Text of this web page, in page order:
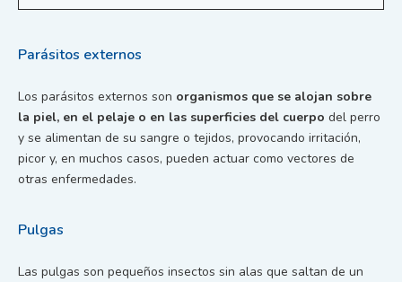
Parásitos externos
Los parásitos externos son organismos que se alojan sobre
la piel, en el pelaje o en las superficies del cuerpo del perro
y se alimentan de su sangre o tejidos, provocando irritación,
picor y, en muchos casos, pueden actuar como vectores de
otras enfermedades.
Pulgas
Las pulgas son pequeños insectos sin alas que saltan de un